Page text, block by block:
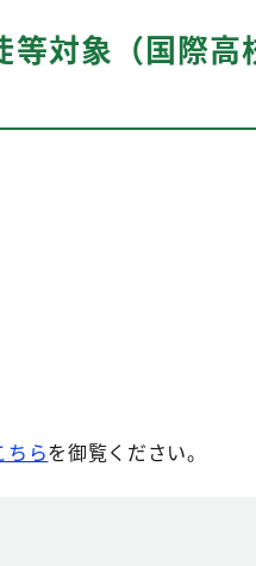
等対象（国際高
ちらを御覧ください。